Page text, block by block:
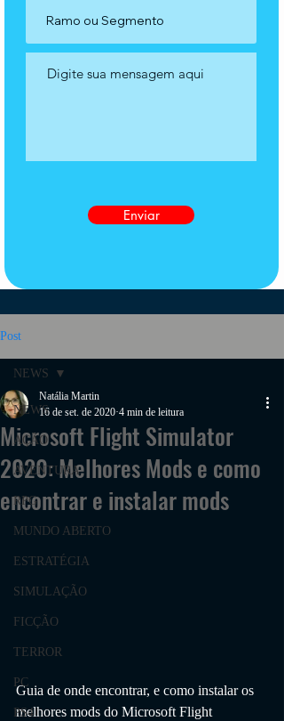
Enviar
Post
NEWS
AÇÃO
AVENTURA
RPG
MUNDO ABERTO
ESTRATÉGIA
SIMULAÇÃO
FICÇÃO
TERROR
PC
PS4
NEWS
Microsoft Flight Simulator
2020: Melhores Mods e como
encontrar e instalar mods
Natália Martin
16 de set. de 2020 4 min de leitura
Guia de onde encontrar, e como instalar os
melhores mods do Microsoft Flight